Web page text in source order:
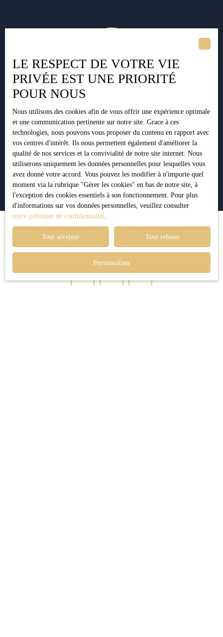
Affinée sur place
en moins de 48h
Vendre avec nous
Contactez-nous
Suivez-noussur les réseaux sociaux :
LE RESPECT DE VOTRE VIE
PRIVÉE EST UNE PRIORITÉ
POUR NOUS
Nous utilisons des cookies afin de vous offrir une expérience optimale
et une communication pertinente sur notre site. Grace à ces
technologies, nous pouvons vous proposer du contenu en rapport avec
vos centres d'intérêt. Ils nous permettent également d'améliorer la
qualité de nos services et la convivialité de notre site internet. Nous
utiliserons uniquement les données personnelles pour lesquelles vous
avez donné votre accord. Vous pouvez les modifier à n'importe quel
moment via la rubrique ″Gérer les cookies″ en bas de notre site, à
l'exception des cookies essentiels à son fonctionnement. Pour plus
d'informations sur vos données personnelles, veuillez consulter
notre politique de confidentialité.
Tout accepter Tout refuser
Personnaliser